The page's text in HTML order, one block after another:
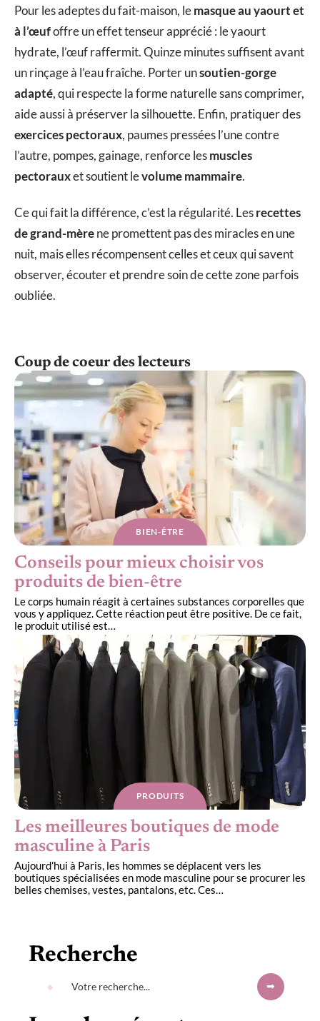
Pour les adeptes du fait-maison, lemasque au yaourt et
à l’œufoffre un effet tenseur apprécié : le yaourt
hydrate, l’œuf raffermit. Quinze minutes suffisent avant
un rinçage à l’eau fraîche. Porter unsoutien-gorge
adapté, qui respecte la forme naturelle sans comprimer,
aide aussi à préserver la silhouette. Enfin, pratiquer des
exercices pectoraux, paumes pressées l’une contre
l’autre, pompes, gainage, renforce lesmuscles
pectorauxet soutient levolume mammaire.
Ce qui fait la différence, c’est la régularité. Lesrecettes
de grand-mèrene promettent pas des miracles en une
nuit, mais elles récompensent celles et ceux qui savent
observer, écouter et prendre soin de cette zone parfois
oubliée.
Coup de coeur des lecteurs
BIEN-ÊTRE
Conseils pour mieux choisir vos
produits de bien-être
Le corps humain réagit à certaines substances corporelles que
vous y appliquez. Cette réaction peut être positive. De ce fait,
le produit utilisé est…
PRODUITS
Les meilleures boutiques de mode
masculine à Paris
Aujourd’hui à Paris, les hommes se déplacent vers les
boutiques spécialisées en mode masculine pour se procurer les
belles chemises, vestes, pantalons, etc. Ces…
Recherche